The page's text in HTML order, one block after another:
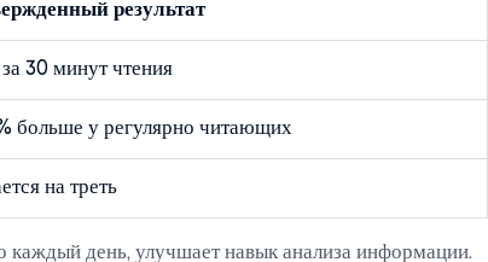
результат
30 минут чтения
больше у регулярно читающих
на треть
каждый день, улучшает навык анализа информации.